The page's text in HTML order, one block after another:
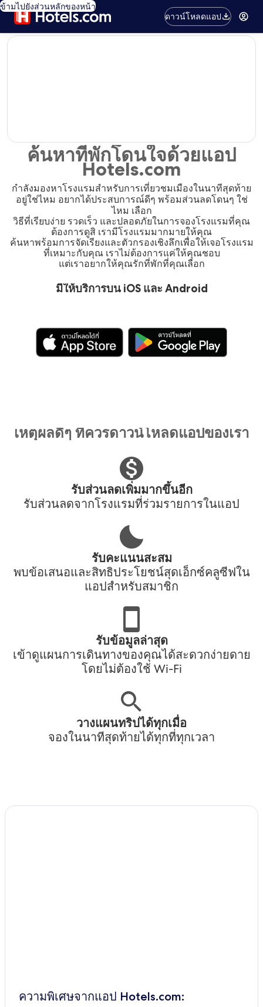
ข้ามไปยังส่วนหลักของหน้า
ดาวน์โหลดแอป
editorial
ค้นหาที่พักโดนใจด้วยแอป
Hotels.com
กำลังมองหาโรงแรมสำหรับการเที่ยวชมเมืองในนาทีสุดท้าย
อยู่ใช่ไหม อยากได้ประสบการณ์ดีๆ พร้อมส่วนลดโดนๆ ใช่
ไหม เลือก
วิธีที่เรียบง่าย รวดเร็ว และปลอดภัยในการจองโรงแรมที่คุณ
ต้องการดูสิ เรามีโรงแรมมากมายให้คุณ
ค้นหาพร้อมการจัดเรียงและตัวกรองเชิงลึกเพื่อให้เจอโรงแรม
ที่เหมาะกับคุณ เราไม่ต้องการแค่ให้คุณชอบ
แต่เราอยากให้คุณรักที่พักที่คุณเลือก
มีให้บริการบน iOS และ Android
เหตุผลดีๆ ที่ควรดาวน์โหลดแอปของเรา
รับส่วนลดเพิ่มมากขึ้นอีก
รับส่วนลดจากโรงแรมที่ร่วมรายการในแอป
รับคะแนนสะสม
พบข้อเสนอและสิทธิประโยชน์สุดเอ็กซ์คลูซีฟใน
แอปสำหรับสมาชิก
รับข้อมูลล่าสุด
เข้าดูแผนการเดินทางของคุณได้สะดวกง่ายดาย
โดยไม่ต้องใช้ Wi-Fi
วางแผนทริปได้ทุกเมื่อ
จองในนาทีสุดท้ายได้ทุกที่ทุกเวลา
ความพิเศษจากแอป Hotels.com: